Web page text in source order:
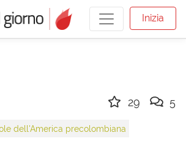
Inizia
dell'America precolombiana
29 5